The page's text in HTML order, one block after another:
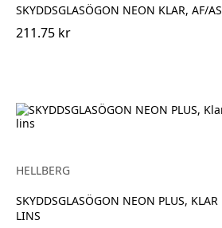
SKYDDSGLASÖGON NEON KLAR, AF/AS
211.75 kr
HELLBERG
SKYDDSGLASÖGON NEON PLUS, KLAR
LINS